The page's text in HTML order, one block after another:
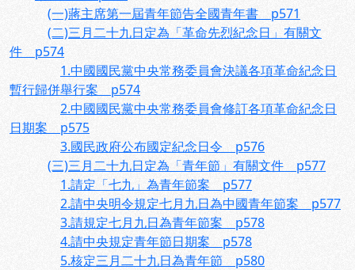
(一)蔣主席第一屆青年節告全國青年書 p571
(二)三月二十九日定為「革命先烈紀念日」有關文
件 p574
1.中國國民黨中央常務委員會決議各項革命紀念日
暫行歸併舉行案 p574
2.中國國民黨中央常務委員會修訂各項革命紀念日
日期案 p575
3.國民政府公布國定紀念日令 p576
(三)三月二十九日定為「青年節」有關文件 p577
1.請定「七九」為青年節案 p577
2.請中央明令規定七月九日為中國青年節案 p577
3.請規定七月九日為青年節案 p578
4.請中央規定青年節日期案 p578
5.核定三月二十九日為青年節 p580